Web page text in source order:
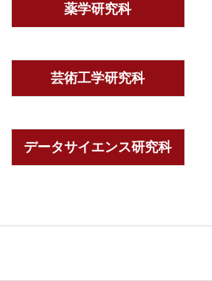
薬学研究科
芸術工学研究科
データサイエンス研究科